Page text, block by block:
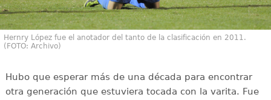
Hernry López fue el anotador del tanto de la clasificación en 2011.
(FOTO: Archivo)
Hubo que esperar más de una década para encontrar
otra generación que estuviera tocada con la varita. Fue